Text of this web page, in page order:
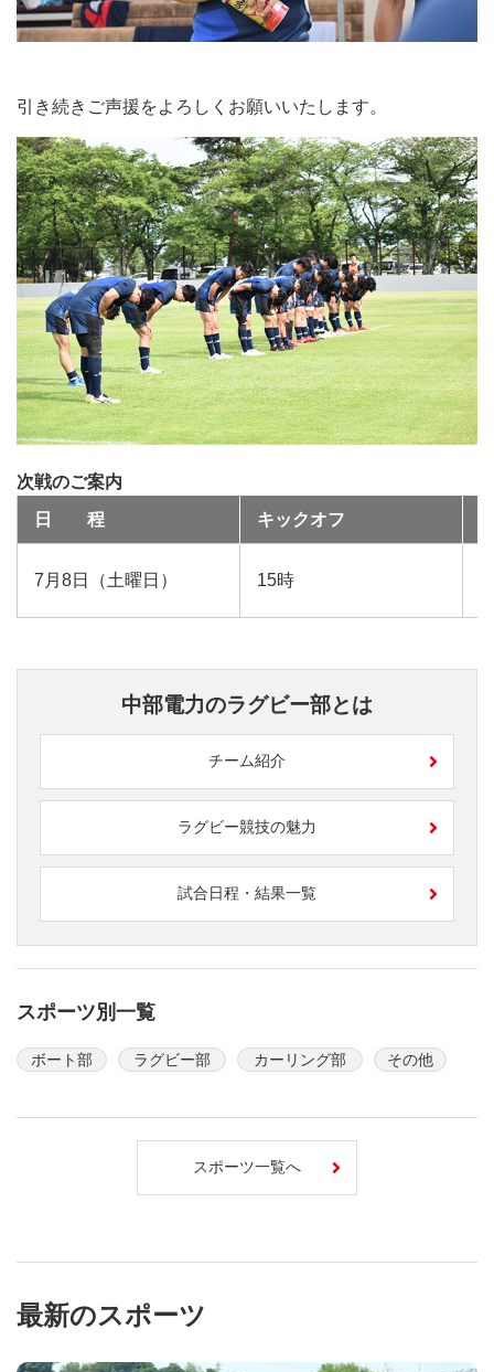
引き続きご声援をよろしくお願いいたします。
次戦のご案内
日 程
キックオフ
7月8日（土曜日） 15時
中部電力のラグビー部とは
チーム紹介
ラグビー競技の魅力
試合日程・結果一覧
スポーツ別一覧
ボート部 ラグビー部 カーリング部 その他
スポーツ一覧へ
最新のスポーツ